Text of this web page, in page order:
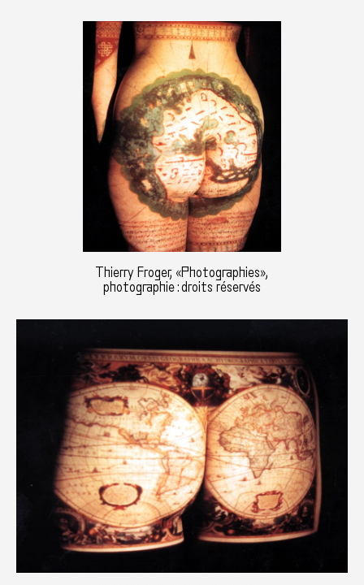
Thierry Froger, «Photographies»,
photographie : droits réservés